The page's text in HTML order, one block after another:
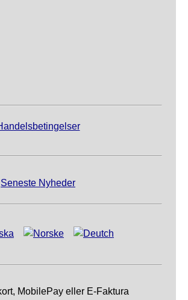
Seneste Nyheder